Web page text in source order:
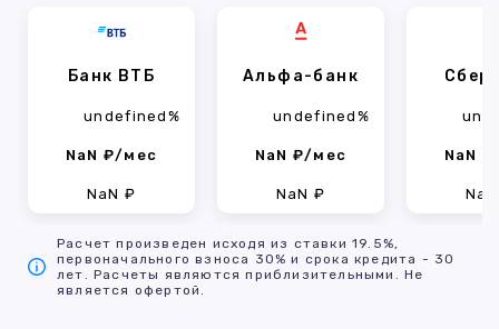
Банк ВТБ
undefined%
NaN ₽/мес
NaN ₽
Альфа-банк
undefined%
NaN ₽/мес
NaN ₽
NaN
Расчет произведен исходя из ставки 19.5%,
первоначального взноса 30% и срока кредита - 30
лет. Расчеты являются приблизительными. Не
является офертой.